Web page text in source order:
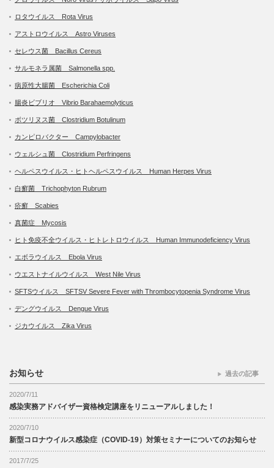
ロタウイルス Rota Virus
アストロウイルス Astro Viruses
セレウス菌 Bacillus Cereus
サルモネラ属菌 Salmonella spp.
病原性大腸菌 Escherichia Coli
腸炎ビブリオ Vibrio Barahaemolyticus
ボツリヌス菌 Clostridium Botulinum
カンピロバクター Campylobacter
ウェルシュ菌 Clostridium Perfringens
ヘルペスウイルス・ヒトヘルペスウイルス Human Herpes Virus
白癬菌 Trichophyton Rubrum
疥癬 Scabies
真菌症 Mycosis
ヒト免疫不全ウイルス・ヒトレトロウイルス Human Immunodeficiency Virus
エボラウイルス Ebola Virus
ウエストナイルウイルス West Nile Virus
SFTSウイルス SFTSV Severe Fever with Thrombocytopenia Syndrome Virus
デングウイルス Dengue Virus
ジカウイルス Zika Virus
お知らせ
2020/7/11
感染実務アドバイザー資格検定講座をリニューアルしました！
2020/7/10
新型コロナウイルス感染症（COVID-19）対策セミナーについてのお知らせ
2017/7/25
過去の記事